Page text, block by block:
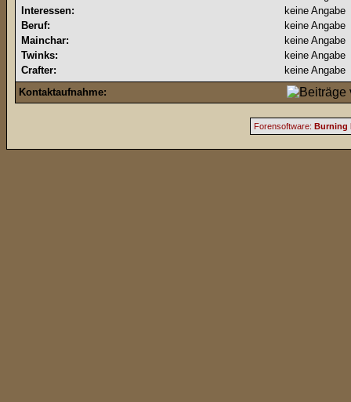
Interessen:
keine Angabe
Beruf:
keine Angabe
Mainchar:
keine Angabe
Twinks:
keine Angabe
Crafter:
keine Angabe
Kontaktaufnahme:
Forensoftware: Burning